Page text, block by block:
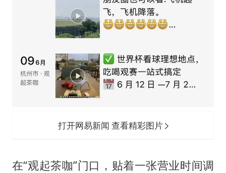
打开网易新闻 查看精彩图片
在“观起茶咖”门口，贴着一张营业时间调